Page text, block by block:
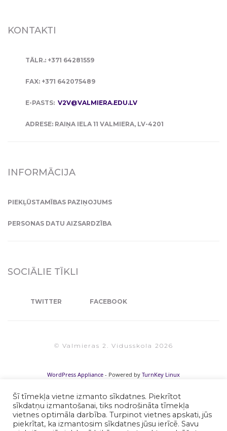
KONTAKTI
TĀLR.: +371 64281559
FAX: +371 642075489
E-PASTS: V2V@VALMIERA.EDU.LV
ADRESE: RAIŅA IELA 11 VALMIERA, LV-4201
INFORMĀCIJA
PIEKĻŪSTAMĪBAS PAZIŅOJUMS
PERSONAS DATU AIZSARDZĪBA
SOCIĀLIE TĪKLI
TWITTER FACEBOOK
© Valmieras 2. Vidusskola 2026
Šī tīmekļa vietne izmanto sīkdatnes. Piekrītot
sīkdatņu izmantošanai, tiks nodrošināta tīmekļa
vietnes optimāla darbība. Turpinot vietnes apskati, jūs
piekrītat, ka izmantosim sīkdatnes jūsu ierīcē. Savu
WordPress Appliance - Powered by TurnKey Linux